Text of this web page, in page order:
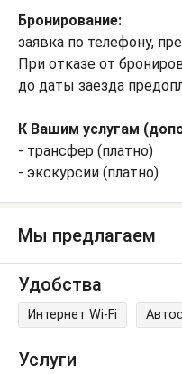
Бронирование:
заявка по телефону,
При отказе от
до даты заезда
К Вашим услугам
- трансфер (платно)
- экскурсии (платно)
Мы предлагаем
Удобства
Интернет Wi-Fi
Услуги